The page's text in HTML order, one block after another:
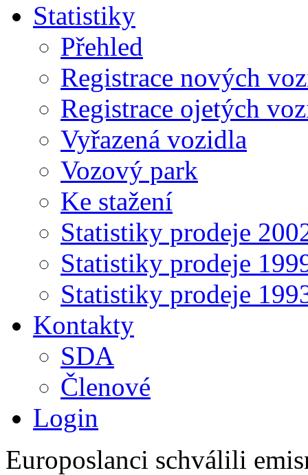
Statistiky
Přehled
Registrace nových
Registrace ojetých
Vyřazená vozidla
Vozový park
Ke stažení
Statistiky prodeje
Statistiky prodeje
Statistiky prodeje
Kontakty
SDA
Členové
Login
Europoslanci schválili